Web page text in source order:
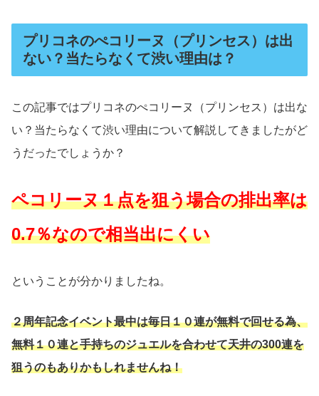
プリコネのぺコリーヌ（プリンセス）は出
ない？当たらなくて渋い理由は？
この記事ではプリコネのぺコリーヌ（プリンセス）は出な
い？当たらなくて渋い理由について解説してきましたがど
うだったでしょうか？
ペコリーヌ１点を狙う場合の排出率は
0.7％なので相当出にくい
ということが分かりましたね。
２周年記念イベント最中は毎日１０連が無料で回せる為、
無料１０連と手持ちのジュエルを合わせて天井の300連を
狙うのもありかもしれませんね！